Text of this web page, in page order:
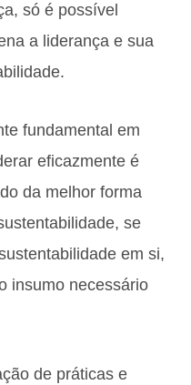
só é possível
a liderança e sua
fundamental em
eficazmente é
da melhor forma
se
em si,
insumo necessário
de práticas e